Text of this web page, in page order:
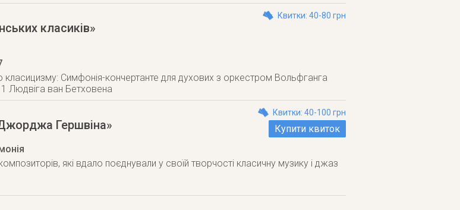
Квитки: 40-80 грн
класиків»
класицизму: Симфонія-кончертанте для духових з оркестром Вольфганга
Людвіга ван Бетховена
Квитки: 40-100 грн
Купити квиток
Гершвіна»
які вдало поєднували у своїй творчості класичну музику і джаз